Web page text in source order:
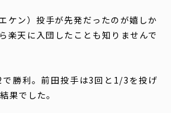
ケン）投手が先発だったのが嬉しか
楽天に入団したことも知りませんで
で勝利。前田投手は3回と 1/3 を投げ
果でした。